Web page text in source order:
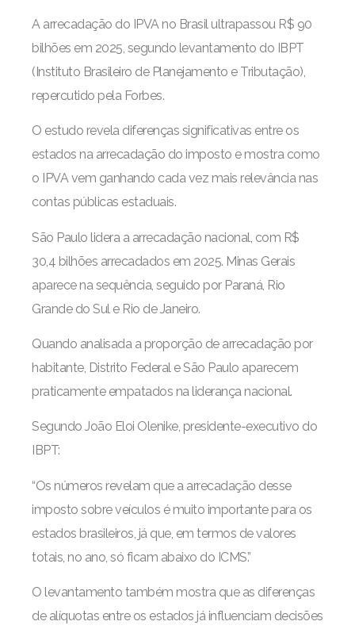
A arrecadação do IPVA no Brasil ultrapassou R$ 90
bilhões em 2025, segundo levantamento do IBPT
(Instituto Brasileiro de Planejamento e Tributação),
repercutido pela Forbes.
O estudo revela diferenças significativas entre os
estados na arrecadação do imposto e mostra como
o IPVA vem ganhando cada vez mais relevância nas
contas públicas estaduais.
São Paulo lidera a arrecadação nacional, com R$
30,4 bilhões arrecadados em 2025. Minas Gerais
aparece na sequência, seguido por Paraná, Rio
Grande do Sul e Rio de Janeiro.
Quando analisada a proporção de arrecadação por
habitante, Distrito Federal e São Paulo aparecem
praticamente empatados na liderança nacional.
Segundo João Eloi Olenike, presidente-executivo do
IBPT:
“Os números revelam que a arrecadação desse
imposto sobre veículos é muito importante para os
estados brasileiros, já que, em termos de valores
totais, no ano, só ficam abaixo do ICMS.”
O levantamento também mostra que as diferenças
de alíquotas entre os estados já influenciam decisões